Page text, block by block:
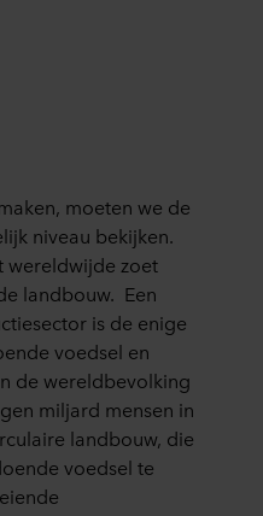
moeten we de
niveau bekijken.
wereldwijde zoet
landbouw. Een
is de enige
voedsel en
de wereldbevolking
miljard mensen in
landbouw, die
voedsel te